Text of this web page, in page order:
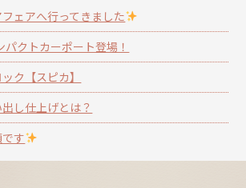
ェアへ行ってきました
パクトカーポート登場！
ク【スピカ】
し仕上げとは？
す